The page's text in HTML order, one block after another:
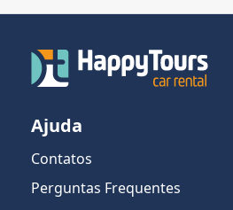
Ajuda
Contatos
Perguntas Frequentes